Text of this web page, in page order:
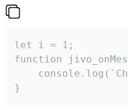
let i = 1;
function
}